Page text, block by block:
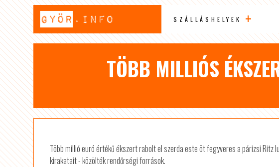
SZÁLLÁSHELYEK
TÖBB MILLIÓS
Több millió euró értékű ékszert rabolt el szerda este öt fegyveres a párizsi Ritz
kirakatait - közölték rendőrségi források.